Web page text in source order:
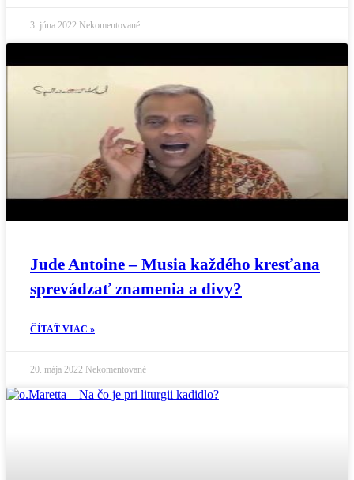
3. júna 2022 Nekomentované
Jude Antoine – Musia každého kresťana
sprevádzať znamenia a divy?
ČÍTAŤ VIAC »
20. mája 2022 Nekomentované